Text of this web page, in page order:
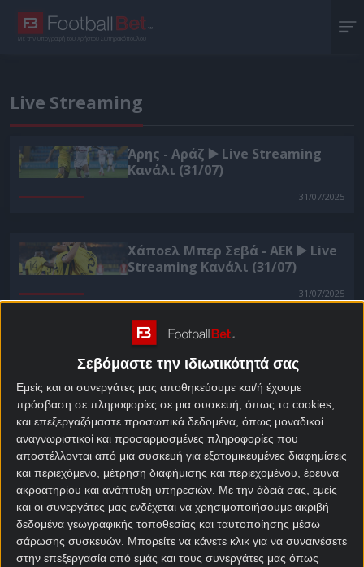
Σεβόμαστε την ιδιωτικότητά σας
Εμείς και οι συνεργάτες μας αποθηκεύουμε και/ή έχουμε
πρόσβαση σε πληροφορίες σε μια συσκευή, όπως τα cookies,
και επεξεργαζόμαστε προσωπικά δεδομένα, όπως μοναδικοί
αναγνωριστικοί και προσαρμοσμένες πληροφορίες που
αποστέλλονται από μια συσκευή για εξατομικευμένες διαφημίσεις
και περιεχόμενο, μέτρηση διαφήμισης και περιεχομένου, έρευνα
ακροατηρίου και ανάπτυξη υπηρεσιών. Με την άδειά σας, εμείς
και οι συνεργάτες μας ενδέχεται να χρησιμοποιήσουμε ακριβή
δεδομένα γεωγραφικής τοποθεσίας και ταυτοποίησης μέσω
σάρωσης συσκευών. Μπορείτε να κάνετε κλικ για να συναινέσετε
στην επεξεργασία από εμάς και τους συνεργάτες μας όπως
Με την υπογραφή του Χρήστου Σωτηρακόπουλου
Live Streaming
Άρης - Αράζ ▶️ Live Streaming
Κανάλι (31/07)
31/07/2025
Χάποελ Μπερ Σεβά - ΑΕΚ ▶️ Live
Streaming Κανάλι (31/07)
31/07/2025
Παναθηναϊκός - Ρέιντζερς ▶️
Live Streaming Κανάλι (30/07)
30/07/2025
Αλκμάαρ - Ολυμπιακός▶️Live
Streaming Κανάλι (26/07)
26/07/2025
Νόριτς - Ολυμπιακός▶️Live
Streaming Κανάλι (25/07)